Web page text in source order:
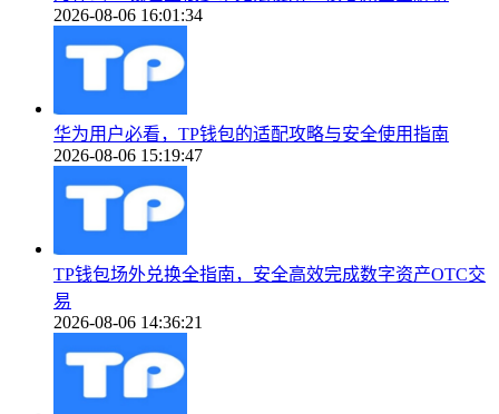
2026-08-06 16:01:34
华为用户必看，TP钱包的适配攻略与安全使用指南
2026-08-06 15:19:47
TP钱包场外兑换全指南，安全高效完成数字资产OTC交
易
2026-08-06 14:36:21